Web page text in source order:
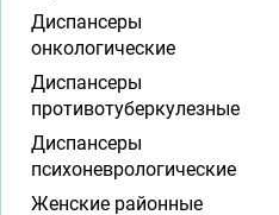
Диспансеры
онкологические
Диспансеры
противотуберкулезные
Диспансеры
психоневрологические
Женские районные